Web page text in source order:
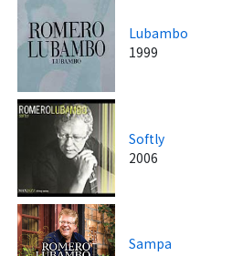
Lubambo
1999
Softly
2006
Sampa